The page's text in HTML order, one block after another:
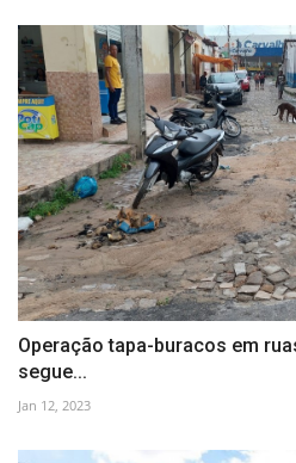
Operação tapa-buracos em
segue...
Jan 12, 2023